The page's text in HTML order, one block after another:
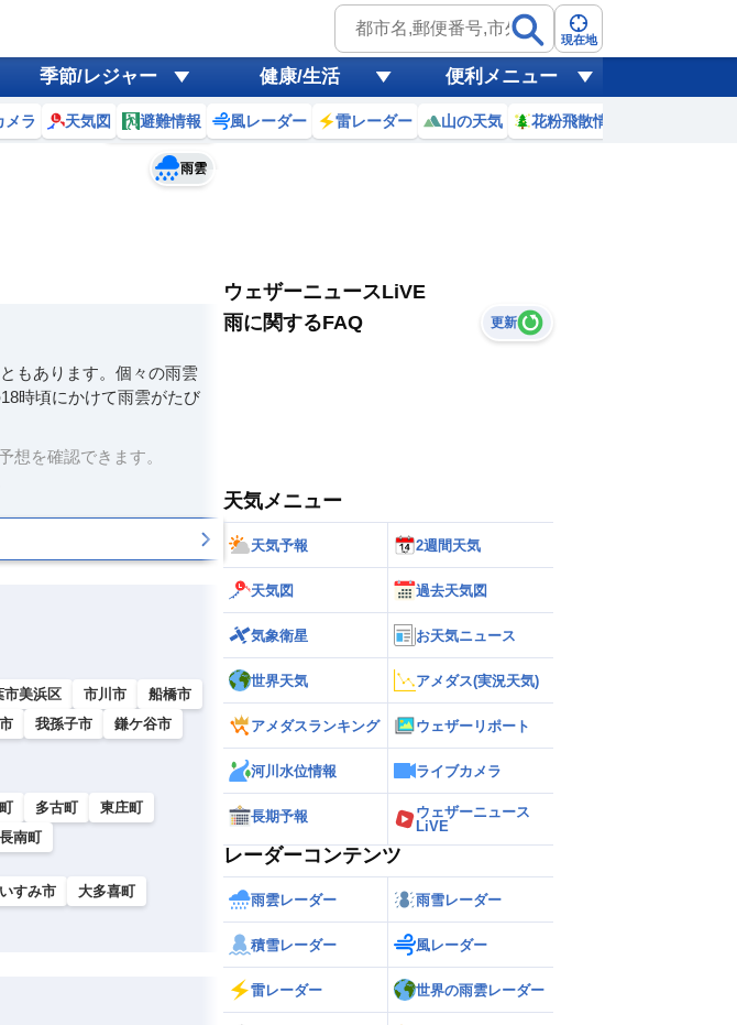
現在地
季節/レジャー 健康/生活 便利メニュー
メラ 天気図 避難情報 風レーダー 雷レーダー 山の天気 花粉飛散情報
雨雲
予報士コメント
黄砂
天気 台風
もあります。個々の雨雲
時頃にかけて雨雲がたび
想を確認できます。
市美浜区 市川市
船橋市
我孫子市
鎌ケ谷市
多古町
東庄町
長南町
いすみ市
大多喜町
ウェザーニュースLiVE
雨に関するFAQ
更新
天気メニュー
天気予報 2週間天気
天気図 過去天気図
気象衛星 お天気ニュース
世界天気 アメダス(実況天気)
アメダスランキング ウェザーリポート
河川水位情報 ライブカメラ
長期予報
ウェザーニュース
LiVE
レーダーコンテンツ
雨雲レーダー 雨雪レーダー
積雪レーダー 風レーダー
雷レーダー 世界の雨雲レーダー